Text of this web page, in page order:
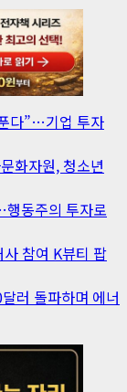
다”…기업 투자
화자원, 청소년
행동주의 투자로
참여 K뷰티 팝
러 돌파하며 에너